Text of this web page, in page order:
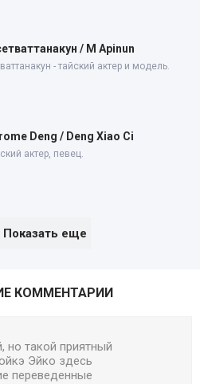
/ M Apinun
- тайский актер и модель.
Deng / Deng Xiao Ci
актер, певец.
Показать еще
КОММЕНТАРИИ
но такой приятный
Эйко здесь
переведенные